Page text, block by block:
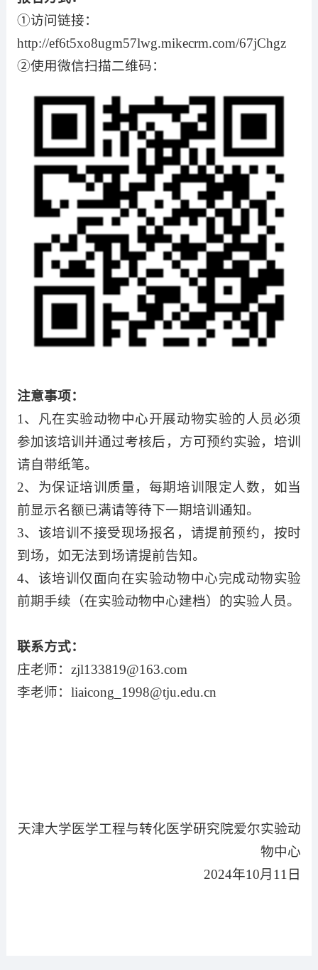
①访问链接：
http://ef6t5xo8ugm57lwg.mikecrm.com/67jChgz
②使用微信扫描二维码：
注意事项：
1 、凡在实验动物中心开展动物实验的人员必须
参加该培训并通过考核后，方可预约实验，培训
请自带纸笔。
2、为保证培训质量，每期培训限定人数，如当
前显示名额已满请等待下一期培训通知。
3、该培训不接受现场报名，请提前预约，按时
到场，如无法到场请提前告知。
4、该培训仅面向在实验动物中心完成动物实验
前期手续（在实验动物中心建档）的实验人员。
联系方式：
庄老师： zjl133819@163.com
李老师： liaicong_1998@tju.edu.cn
天津大学医学工程与转化医学研究院爱尔实验动
物中心
2024年10月 11 日